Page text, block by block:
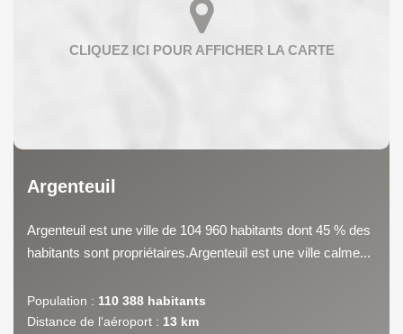
Argenteuil
Argenteuil est une ville de 104 960 habitants dont 45 % des
habitants sont propriétaires.Argenteuil est une ville calme...
Population : 110 388 habitants
Distance de l'aéroport : 13 km